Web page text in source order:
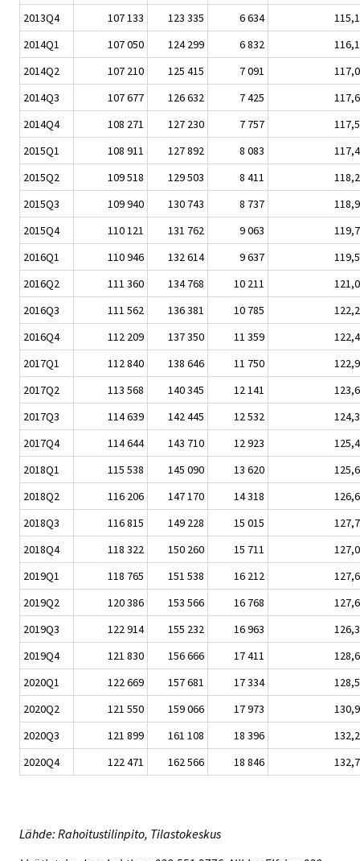
2013Q4 107 133 123 335 6 634
115,1
2014Q1
107 050 124 299 6 832
116,1
2014Q2
107 210 125 415 7 091
117,0
2014Q3
107 677 126 632 7 425
117,6
2014Q4
108 271 127 230 7 757
117,5
2015Q1
108 911 127 892 8 083
117,4
2015Q2
109 518 129 503 8 411
118,2
2015Q3
109 940 130 743 8 737
118,9
2015Q4
110 121 131 762 9 063
119,7
2016Q1
110 946 132 614 9 637
119,5
2016Q2
111 360 134 768 10 211
121,0
2016Q3
111 562 136 381 10 785
122,2
2016Q4
112 209 137 350 11 359
122,4
2017Q1
112 840 138 646 11 750
122,9
2017Q2
113 568 140 345 12 141
123,6
2017Q3
114 639 142 445 12 532
124,3
2017Q4
114 644 143 710 12 923
125,4
2018Q1
115 538 145 090 13 620
125,6
2018Q2
116 206 147 170 14 318
126,6
2018Q3
116 815 149 228 15 015
127,7
2018Q4
118 322 150 260 15 711
127,0
2019Q1
118 765 151 538 16 212
127,6
2019Q2
120 386 153 566 16 768
127,6
2019Q3
122 914 155 232 16 963
126,3
2019Q4
121 830 156 666 17 411
128,6
2020Q1
122 669 157 681 17 334
128,5
2020Q2
121 550 159 066 17 973
130,9
2020Q3
121 899 161 108 18 396
132,2
2020Q4
122 471 162 566 18 846 132,7
Lähde: Rahoitustilinpito, Tilastokeskus